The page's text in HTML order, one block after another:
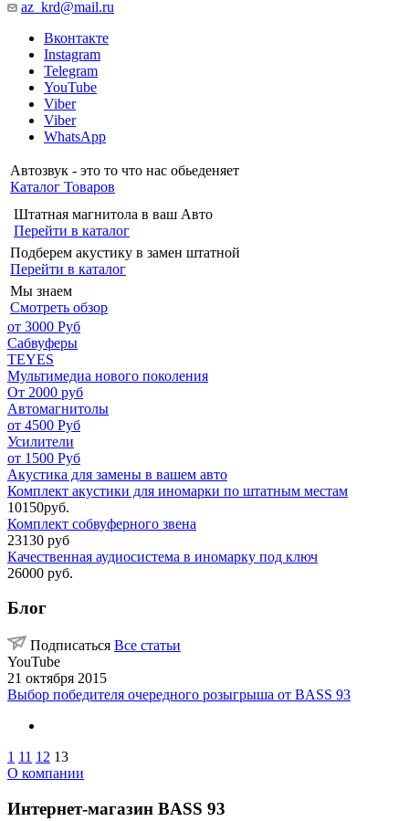
az_krd@mail.ru
Вконтакте
Instagram
Telegram
YouTube
Viber
Viber
WhatsApp
Автозвук - это то что нас обьеденяет
Каталог Товаров
Штатная магнитола в ваш Авто
Перейти в каталог
Подберем акустику в замен штатной
Перейти в каталог
Мы знаем
Смотреть обзор
от 3000 Руб
Сабвуферы
TEYES
Мультимедиа нового поколения
От 2000 руб
Автомагнитолы
от 4500 Руб
Усилители
от 1500 Руб
Акустика для замены в вашем авто
Комплект акустики для иномарки по штатным местам
10150руб.
Комплект собвуферного звена
23130 руб
Качественная аудиосистема в иномарку под ключ
26000 руб.
Блог
Подписаться Все статьи
YouTube
21 октября 2015
Выбор победителя очередного розыгрыша от BASS 93
1 11 12 13
О компании
Интернет-магазин BASS 93